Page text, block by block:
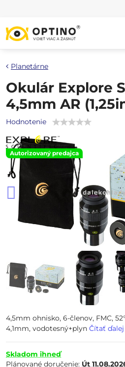
Autorizovaný predajca
Planetárne
Okulár Explore
4,5mm AR
Hodnotenie
4,5mm ohnisko, 6-členov, FMC,
4,1mm, vodotesný+plyn Čítať ďalej
Skladom ihneď
Plánované doručenie: Út